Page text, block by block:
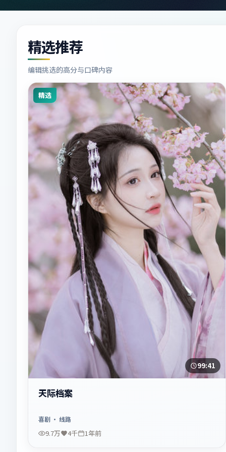
精选推荐
编辑挑选的高分与口碑内容
精选
99:41
天际档案
喜剧· 线路
9.7万 4千 1年前